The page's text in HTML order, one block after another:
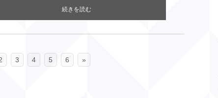
続きを読む
3 4 5 6 »